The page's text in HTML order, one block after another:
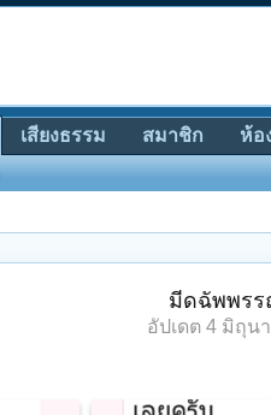
มีดฉัพพร
อัปเดต 4 มิถุน
เสียงธรรม สมาชิก ห้อ